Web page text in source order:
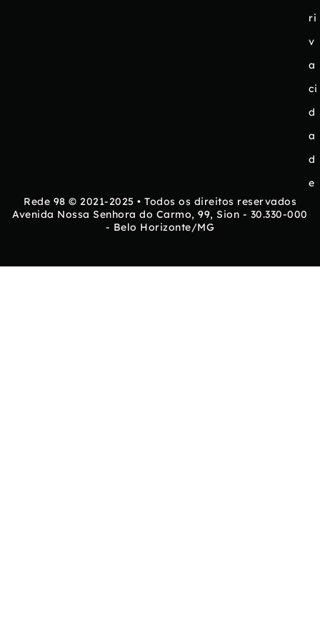
ri
v
a
ci
d
a
d
e
Rede 98 © 2021-2025 • Todos os direitos reservados
Avenida Nossa Senhora do Carmo, 99, Sion - 30.330-000
- Belo Horizonte/MG